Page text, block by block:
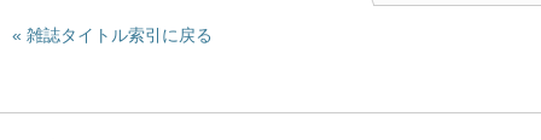
雑誌タイトル索引に戻る